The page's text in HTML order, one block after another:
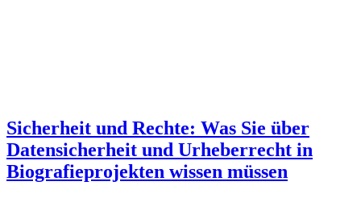
Sicherheit und Rechte: Was Sie über
Datensicherheit und Urheberrecht in
Biografieprojekten wissen müssen